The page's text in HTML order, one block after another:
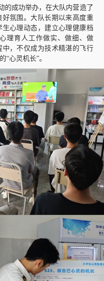
的成功举办，在大队内营造了
氛围。大队长期以来高度重
心理动态，建立心理健康档
理育人工作做实、做细、做
，不仅成为技术精湛的飞行
“心灵机长”。